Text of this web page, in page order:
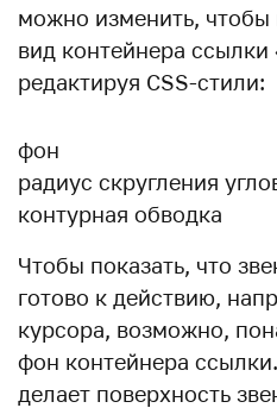
можно изменить, чтобы
вид контейнера
редактируя CSS-стили:
фон
радиус скругления
контурная обводка
Чтобы показать, что
готово к действию,
курсора, возможно,
фон контейнера
делает поверхность